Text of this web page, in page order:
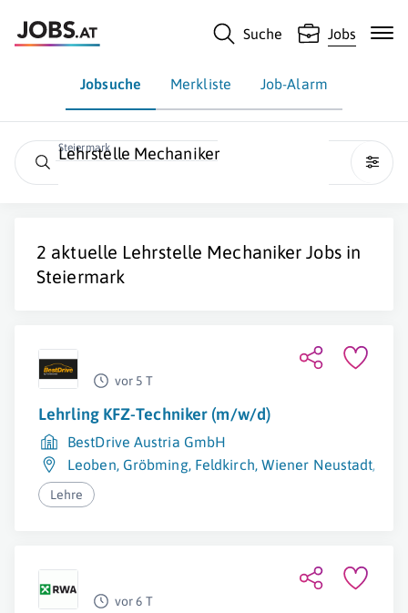
Suche Jobs
Jobsuche Merkliste Job-Alarm
Steiermark
Lehrstelle Mechaniker
2 aktuelle Lehrstelle Mechaniker Jobs in
Steiermark
vor 5 T
Lehrling KFZ-Techniker (m/w/d)
BestDrive Austria GmbH
Leoben, Gröbming, Feldkirch, Wiener Neustadt,
Lehre
vor 6 T